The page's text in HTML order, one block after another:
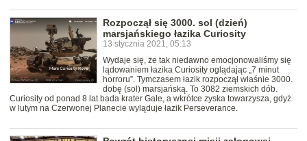
Rozpoczął się 3000. sol (dzień)
marsjańskiego łazika Curiosity
13 stycznia 2021, 05:13
Wydaje się, że tak niedawno emocjonowaliśmy się
lądowaniem łazika Curiosity oglądając „7 minut
horroru”. Tymczasem łazik rozpoczął właśnie 3000.
dobę (sol) marsjańską. To 3082 ziemskich dób.
Curiosity od ponad 8 lat bada krater Gale, a wkrótce zyska towarzysza, gdyż
w lutym na Czerwonej Planecie wyląduje łazik Perseverance.